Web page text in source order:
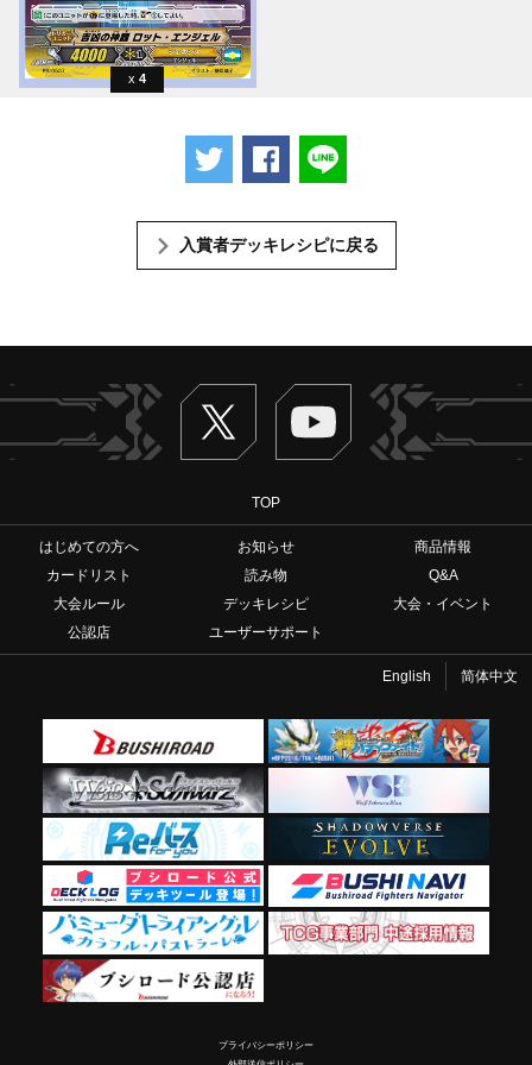
4
ツイートするFacebookでシェアする
入賞者デッキレシピに戻る
Twitter ヴァンガードch
TOP
はじめての方へ お知らせ
商品情報
カードリスト
読み物
Q&A
大会ルール
デッキレシピ
大会・イベント
公認店
ユーザーサポート
English 简体中文
プライバシーポリシー